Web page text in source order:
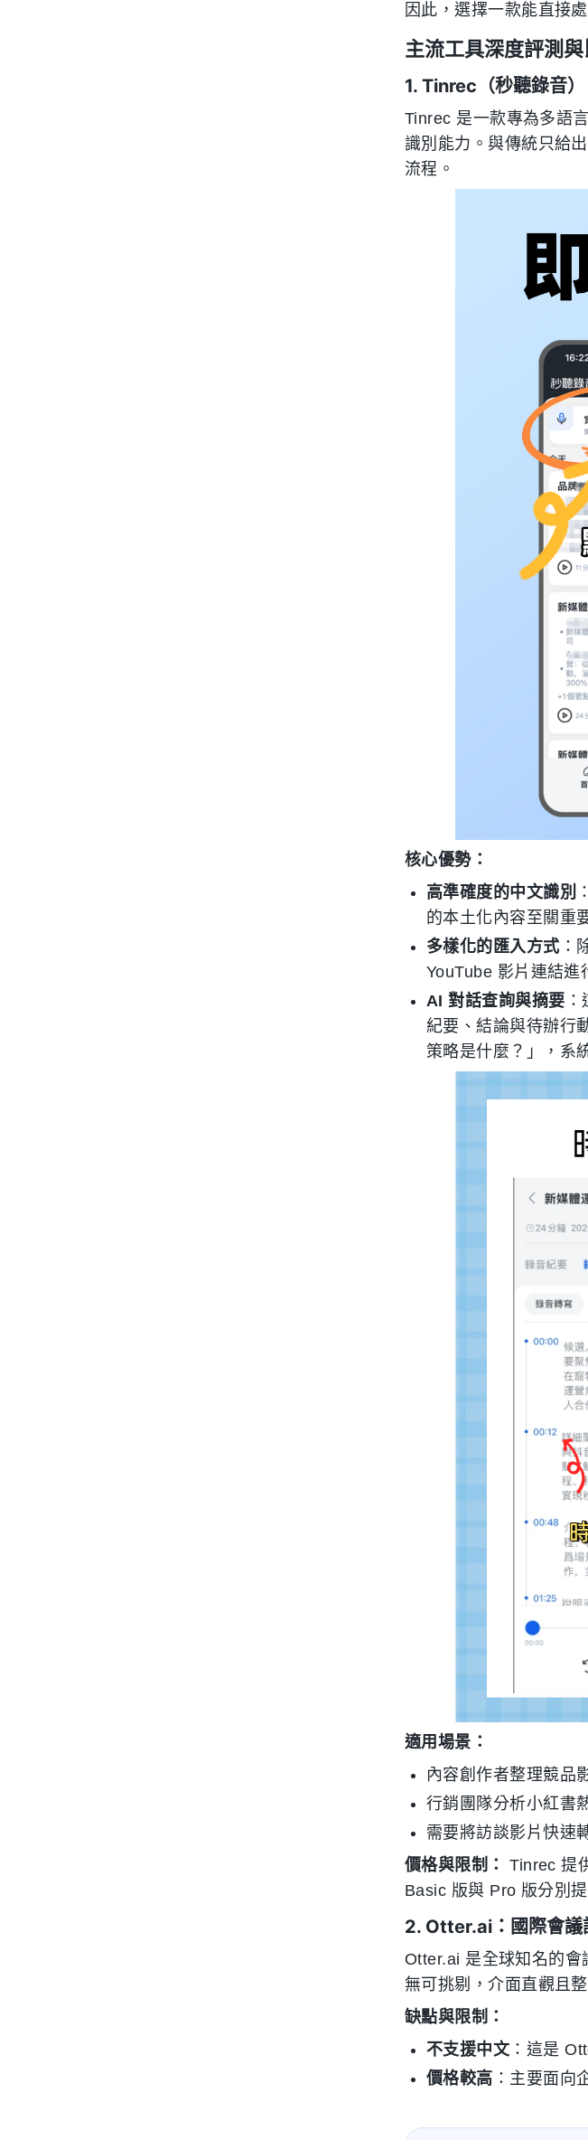
因此，選擇一款能直接
主流工具深度評測
1. Tinrec（秒聽錄音
Tinrec 是一款專為多語
識別能力。與傳統只給
流程。
核心優勢：
高準確度的中文識別
的本土化內容至關重
多樣化的匯入方式：
YouTube 影片連結進
AI 對話查詢與摘要
紀要、結論與待辦行
策略是什麼？」，系
適用場景：
內容創作者整理競品
行銷團隊分析小紅書
需要將訪談影片快速
價格與限制：
Tinrec 提
Basic 版與 Pro 版分別
2. Otter.ai：國際會議
Otter.ai 是全球知名的會
無可挑剔，介面直觀且
缺點與限制：
不支援中文：這是
價格較高 ：主要面向